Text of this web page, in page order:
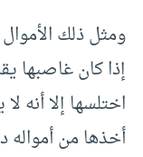
ومثل ذلك
إذا كان غاصبها
اختلسها إلا أنه
أخذها من أمواله